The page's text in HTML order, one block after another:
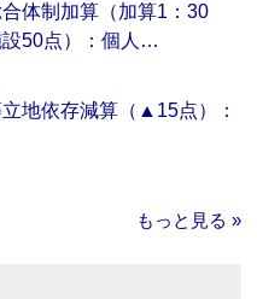
体制加算（加算1：30
設50点）：個人…
地依存減算（▲15点）：
もっと見る »